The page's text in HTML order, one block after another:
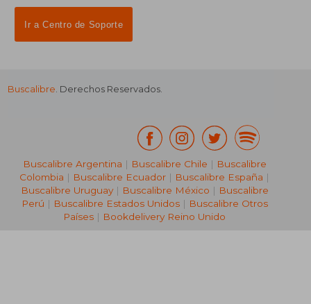
Ir a Centro de Soporte
Buscalibre. Derechos Reservados.
Buscalibre Argentina | Buscalibre Chile | Buscalibre
Colombia | Buscalibre Ecuador | Buscalibre España |
Buscalibre Uruguay| Buscalibre México | Buscalibre
Perú | Buscalibre Estados Unidos| Buscalibre Otros
Países | Bookdelivery Reino Unido